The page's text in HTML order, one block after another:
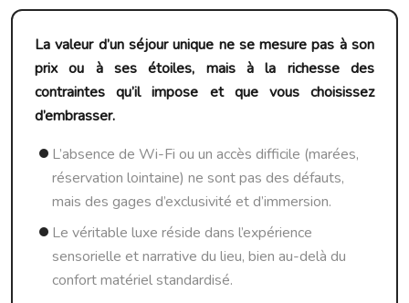
La valeur d’un séjour unique ne se mesure pas à son
prix ou à ses étoiles, mais à la richesse des
contraintes qu’il impose et que vous choisissez
d’embrasser.
L’absence de Wi-Fi ou un accès difficile (marées,
réservation lointaine) ne sont pas des défauts,
mais des gages d’exclusivité et d’immersion.
Le véritable luxe réside dans l’expérience
sensorielle et narrative du lieu, bien au-delà du
confort matériel standardisé.